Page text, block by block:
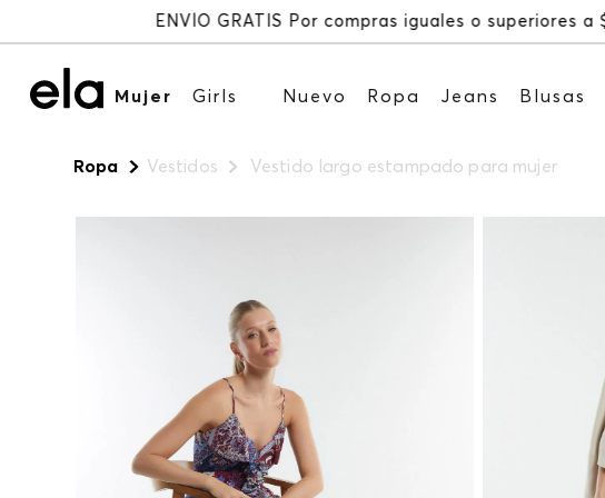
Mujer Girls Nuevo Ropa Jeans Blusas
Ropa Vestidos Vestido largo estampado para mujer